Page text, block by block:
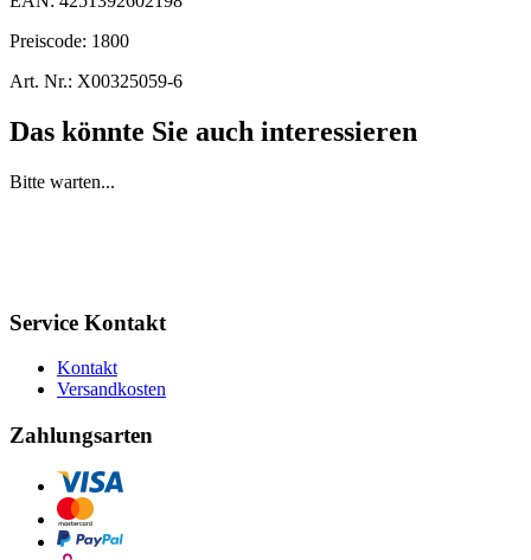
Preiscode: 1800
Art. Nr.: X00325059-6
Das könnte Sie auch interessieren
Bitte warten...
Service Kontakt
Kontakt
Versandkosten
Zahlungsarten